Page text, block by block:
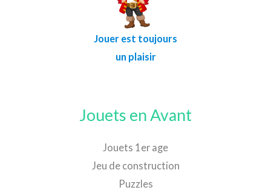
Jouer est toujours
un plaisir
Jouets en Avant
Jouets 1er age
Jeu de construction
Puzzles